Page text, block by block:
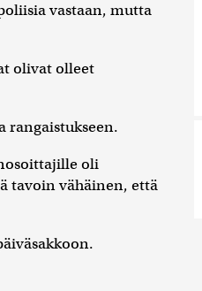
vastaan, mutta
olivat olleet
rangaistukseen.
oli
tavoin vähäinen, että